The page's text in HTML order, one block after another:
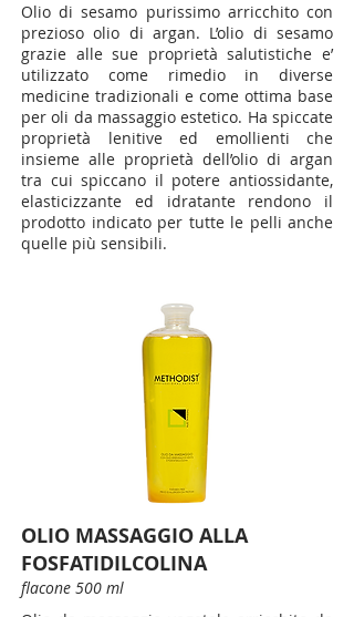
Olio di sesamo purissimo arricchito con
prezioso olio di argan. L’olio di sesamo
grazie alle sue proprietà salutistiche e’
utilizzato come rimedio in diverse
medicine tradizionali e come ottima base
per oli da massaggio estetico. Ha spiccate
proprietà lenitive ed emollienti che
insieme alle proprietà dell’olio di argan
tra cui spiccano il potere antiossidante,
elasticizzante ed idratante rendono il
prodotto indicato per tutte le pelli anche
quelle più sensibili.
OLIO MASSAGGIO ALLA
FOSFATIDILCOLINA
flacone 500 ml